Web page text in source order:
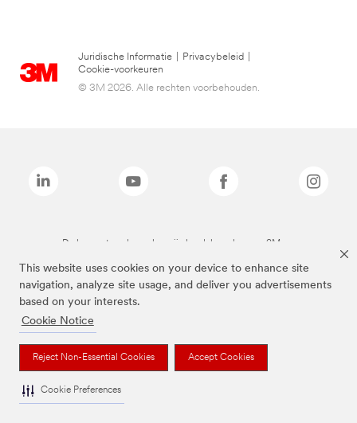
This website uses cookies on your device to enhance site
navigation, analyze site usage, and deliver you advertisements
based on your interests.
Cookie Notice
Reject Non-Essential Cookies Accept Cookies
Cookie Preferences
Juridische Informatie Privacybeleid
Cookie-voorkeuren
© 3M 2026. Alle rechten voorbehouden.
De bovenstaande merken zijn handelsmerken van 3M.we